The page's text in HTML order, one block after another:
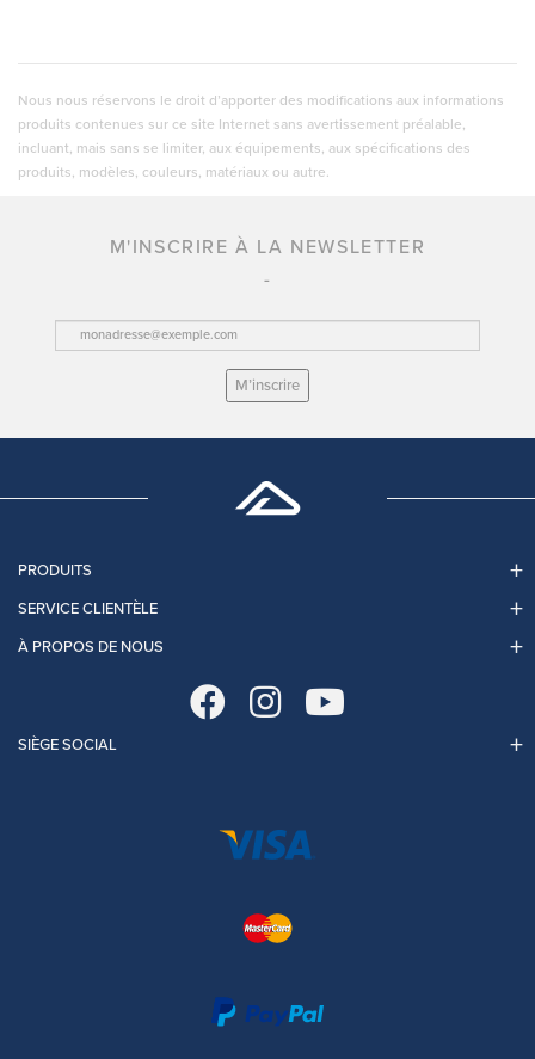
Nous nous réservons le droit d’apporter des modifications aux informations
produits contenues sur ce site Internet sans avertissement préalable,
incluant, mais sans se limiter, aux équipements, aux spécifications des
produits, modèles, couleurs, matériaux ou autre.
M'INSCRIRE À LA NEWSLETTER
M’inscrire
PRODUITS
SERVICE CLIENTÈLE
À PROPOS DE NOUS
SIÈGE SOCIAL